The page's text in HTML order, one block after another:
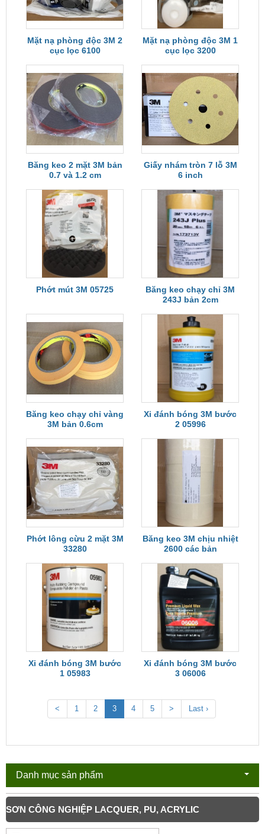
Mặt nạ phòng độc 3M 2
cục lọc 6100
Mặt nạ phòng độc 3M 1
cục lọc 3200
Băng keo 2 mặt 3M bản
0.7 và 1.2 cm
Giấy nhám tròn 7 lỗ 3M
6 inch
Phớt mút 3M 05725
Băng keo chạy chỉ 3M
243J bản 2cm
Băng keo chạy chỉ vàng
3M bản 0.6cm
Xi đánh bóng 3M bước
2 05996
Phớt lông cừu 2 mặt 3M
33280
Băng keo 3M chịu nhiệt
2600 các bản
Xi đánh bóng 3M bước
1 05983
Xi đánh bóng 3M bước
3 06006
< 1 2 3 4 5 > Last ›
Danh mục sản phẩm
SƠN CÔNG NGHIỆP LACQUER, PU, ACRYLIC